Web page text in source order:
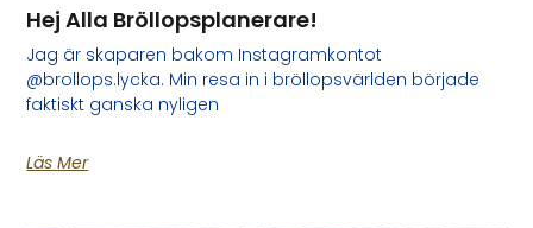
Hej Alla Bröllopsplanerare!
Jag är skaparen bakom Instagramkontot
@brollops.lycka. Min resa in i bröllopsvärlden började
faktiskt ganska nyligen
Läs Mer